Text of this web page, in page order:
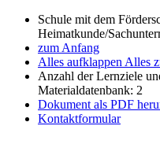
Schule mit dem
Heimatkunde/
zum Anfang
Alles aufklappen Alles
Anzahl der Lernziele
Materialdatenbank: 2
Dokument als PDF
Kontaktformular